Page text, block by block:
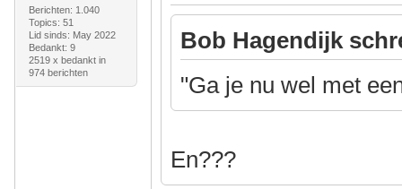
Berichten: 1.040
Topics: 51
Lid sinds: May 2022
Bedankt: 9
2519 x bedankt in
974 berichten
Bob Hagendijk
"Ga je nu wel met
En???